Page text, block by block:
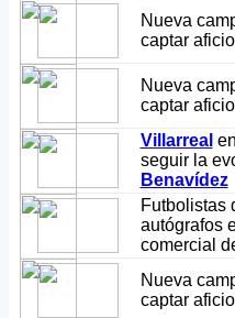
Nueva
captar
Nueva
captar
Villarreal
seguir la
Benavídez
Futbolistas
autógrafos
comercial
Nueva
captar